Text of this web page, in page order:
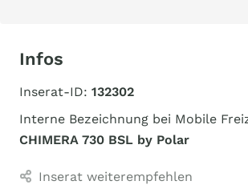
Infos
Inserat-ID: 132302
Interne Bezeichnung bei Mobile
CHIMERA 730 BSL by Polar
Inserat weiterempfehlen